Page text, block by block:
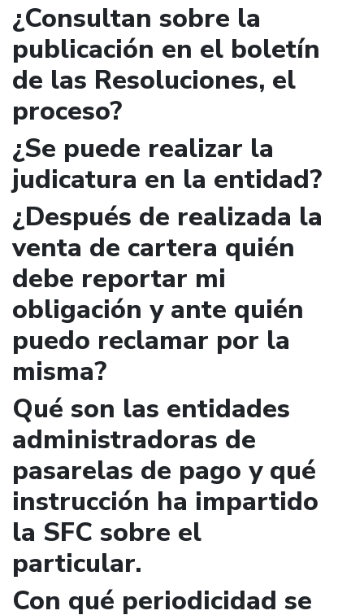
¿Consultan sobre la
publicación en el boletín
de las Resoluciones, el
proceso?
¿Se puede realizar la
judicatura en la entidad?
¿Después de realizada la
venta de cartera quién
debe reportar mi
obligación y ante quién
puedo reclamar por la
misma?
Qué son las entidades
administradoras de
pasarelas de pago y qué
instrucción ha impartido
la SFC sobre el
particular.
Con qué periodicidad se